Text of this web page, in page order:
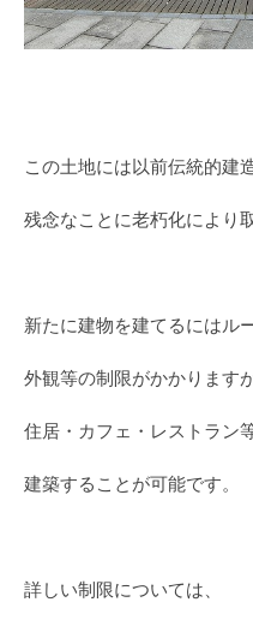
この土地には以前伝統的建
残念なことに老朽化により
新たに建物を建てるにはル
外観等の制限がかかりますが
住居・カフェ・レストラン等
建築することが可能です。
詳しい制限については、